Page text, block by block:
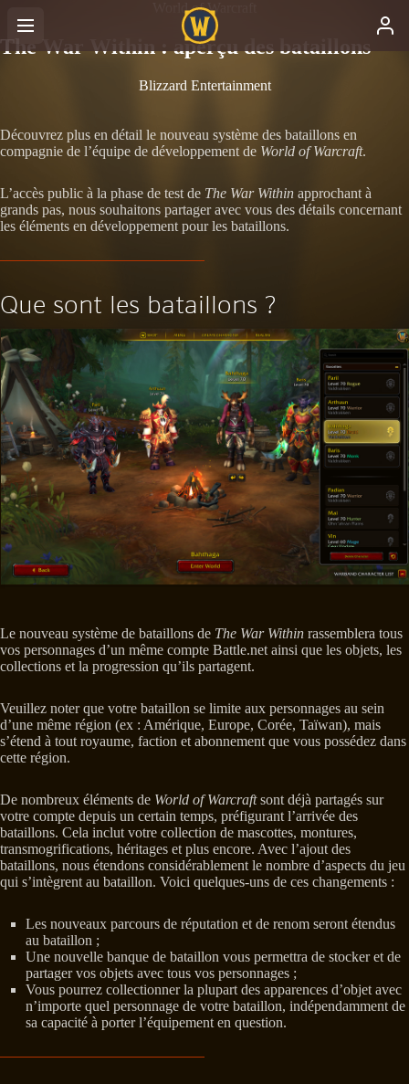
World of Warcraft
The War Within : aperçu des bataillons
Blizzard Entertainment
Découvrez plus en détail le nouveau système des bataillons en
compagnie de l’équipe de développement de World of Warcraft.
L’accès public à la phase de test de The War Within approchant à
grands pas, nous souhaitons partager avec vous des détails concernant
les éléments en développement pour les bataillons.
Que sont les bataillons ?
Le nouveau système de bataillons de The War Within rassemblera tous
vos personnages d’un même compte Battle.net ainsi que les objets, les
collections et la progression qu’ils partagent.
Veuillez noter que votre bataillon se limite aux personnages au sein
d’une même région (ex : Amérique, Europe, Corée, Taïwan), mais
s’étend à tout royaume, faction et abonnement que vous possédez dans
cette région.
De nombreux éléments de World of Warcraftsont déjà partagés sur
votre compte depuis un certain temps, préfigurant l’arrivée des
bataillons. Cela inclut votre collection de mascottes, montures,
transmogrifications, héritages et plus encore. Avec l’ajout des
bataillons, nous étendons considérablement le nombre d’aspects du jeu
qui s’intègrent au bataillon. Voici quelques-uns de ces changements :
Les nouveaux parcours de réputation et de renom seront étendus
au bataillon ;
Une nouvelle banque de bataillon vous permettra de stocker et de
partager vos objets avec tous vos personnages ;
Vous pourrez collectionner la plupart des apparences d’objet avec
n’importe quel personnage de votre bataillon, indépendamment de
sa capacité à porter l’équipement en question.